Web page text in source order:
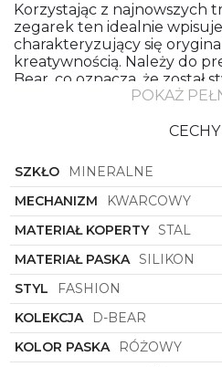
Korzystając z najnowszych
zegarek ten idealnie
charakteryzujący się
kreatywnością. Należy do
Bear, co oznacza, że został
wyjątkowych kobietach
Wysokojakościowy, różowy
się do nadgarstka.
dodaje zegarkowi solidności
Różowy kolor paska i
wybór, ale również sposób
kobiecej nuty do każdej
Wyświetlacz cyfrowy tarczy
odczytywanie godziny staje
Kształt prostokątnej
nowoczesnego charakteru,
zachowując subtelną
połączenie funkcjonalności
POKAŻ
CECHY
SZKŁO
MINERALNE
MECHANIZM
KWARCOWY
MATERIAŁ KOPERTY STAL
MATERIAŁ PASKA SILIKON
STYL
FASHION
KOLEKCJA
D-BEAR
KOLOR PASKA
RÓŻOWY